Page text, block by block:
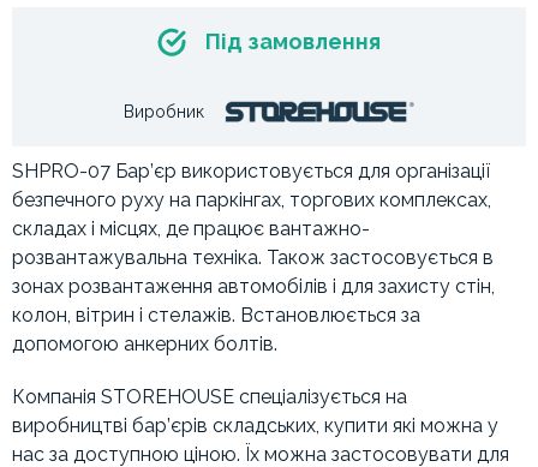
Під замовлення
Виробник
SHPRO-07 Бар’єр використовується для організації
безпечного руху на паркінгах, торгових комплексах,
складах і місцях, де працює вантажно-
розвантажувальна техніка. Також застосовується в
зонах розвантаження автомобілів і для захисту стін,
колон, вітрин і стелажів. Встановлюється за
допомогою анкерних болтів.
Компанія STOREHOUSE спеціалізується на
виробництві бар’єрів складських, купити які можна у
нас за доступною ціною. Їх можна застосовувати для